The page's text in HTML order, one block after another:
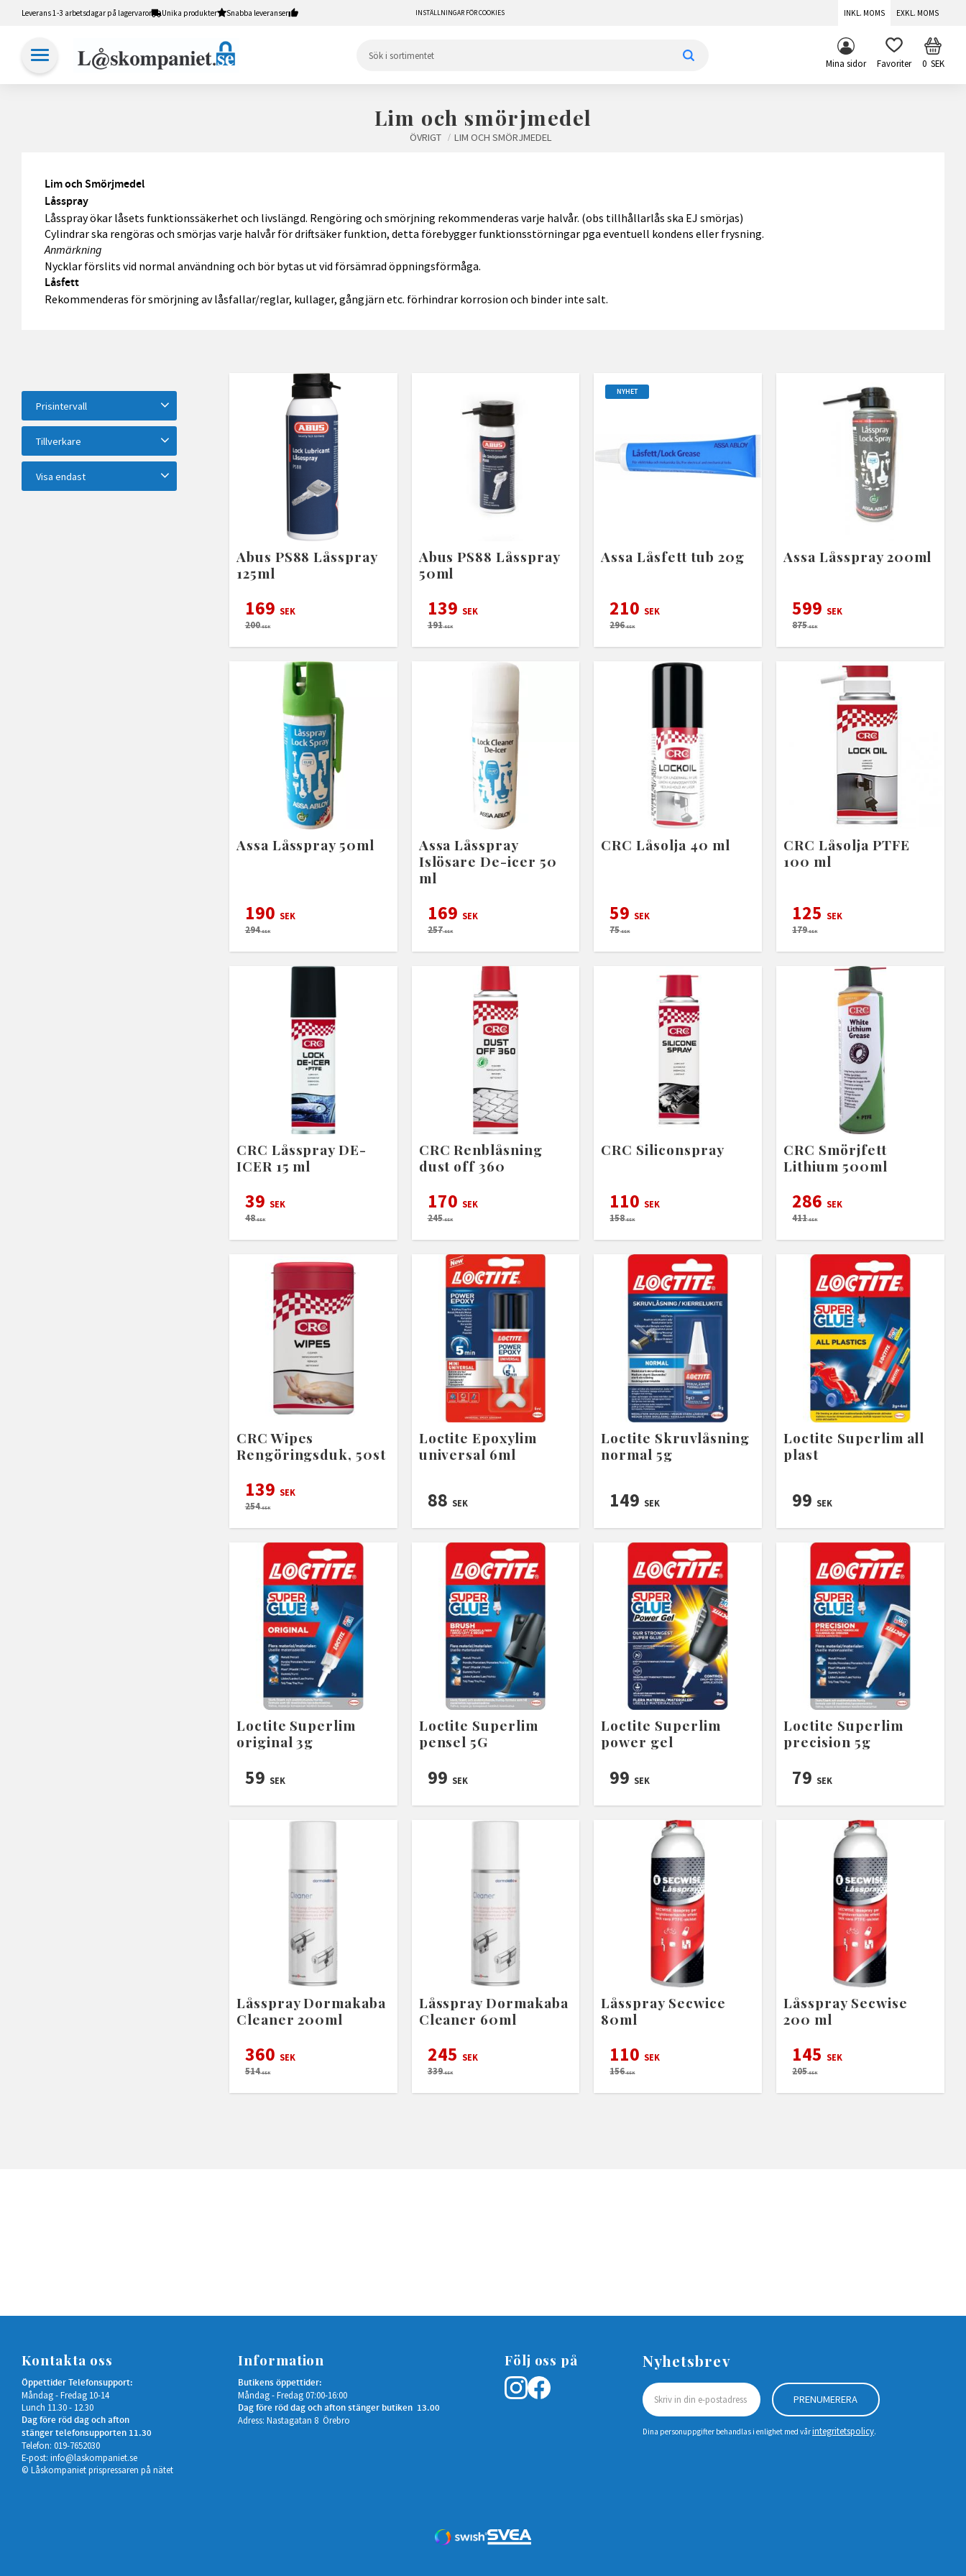
Leverans 1-3 arbetsdagar på lagervaror Unika produkter Snabba leveranser INSTÄLLNINGAR FÖR COOKIES INKL. MOMS EXKL. MOMS
Mina sidor FAVORITER 0SEK
Lim och smörjmedel
ÖVRIGT LIM OCH SMÖRJMEDEL
Lim och Smörjmedel
Låsspray
Låsspray ökar låsets funktionssäkerhet och livslängd. Rengöring och smörjning rekommenderas varje halvår. (obs tillhållarlås ska EJ smörjas)
Cylindrar ska rengöras och smörjas varje halvår för driftsäker funktion, detta förebygger funktionsstörningar pga eventuell kondens eller frysning.
Anmärkning
Nycklar förslits vid normal användning och bör bytas ut vid försämrad öppningsförmåga.
Låsfett
Rekommenderas för smörjning av låsfallar/reglar, kullager, gångjärn etc. förhindrar korrosion och binder inte salt.
Prisintervall
39 599
Tillverkare
ABUS 2 ASSA ABLOY
4
CRC
7 Kaba
Visa endast
Abus PS88 Låsspray
125ml
169 SEK
200SEK
Abus PS88 Låsspray
50ml
139 SEK
191SEK
Assa Låsfett tub 20g
210 SEK
296SEK
NYHET
Assa Låsspray 200ml
599 SEK
875SEK
Assa Låsspray 50ml
190 SEK
294SEK
Assa Låsspray
Islösare De-icer 50
ml
169 SEK
257SEK
CRC Låsolja 40 ml
59 SEK
75SEK
CRC Låsolja PTFE
100 ml
125 SEK
179SEK
CRC Låsspray DE-
ICER 15 ml
39 SEK
48SEK
CRC Renblåsning
dust off 360
170 SEK
245SEK
CRC Siliconspray
110 SEK
158SEK
CRC Smörjfett
Lithium 500ml
286 SEK
411SEK
CRC Wipes
Rengöringsduk, 50st
139 SEK
254SEK
Loctite Epoxylim
universal 6ml
88 SEK
Loctite Skruvlåsning
normal 5g
149 SEK
Loctite Superlim all
plast
99 SEK
Loctite Superlim
original 3g
59 SEK
Loctite Superlim
pensel 5G
99 SEK
Loctite Superlim
power gel
99 SEK
Loctite Superlim
precision 5g
79 SEK
Låsspray Dormakaba
Cleaner 200ml
360 SEK
514SEK
Låsspray Dormakaba
Cleaner 60ml
245 SEK
339SEK
Låsspray Secwice
80ml
110 SEK
156SEK
Låsspray Secwise
200 ml
145 SEK
205SEK
Kontakta oss
Öppettider Telefonsupport:
Måndag - Fredag 10-14
Lunch 11.30 - 12.30
Dag före röd dag och afton
stänger telefonsupporten 11.30
Telefon: 019-7652030
E-post: info@laskompaniet.se
© Låskompaniet prispressaren på nätet
Information
Butikens öppettider:
Måndag - Fredag 07:00-16:00
Dag före röd dag och afton stänger butiken 13.00
Adress: Nastagatan 8 Örebro
Följ oss på Nyhetsbrev
PRENUMERERA
Dina personuppgifter behandlas i enlighet med vårintegritetspolicy.